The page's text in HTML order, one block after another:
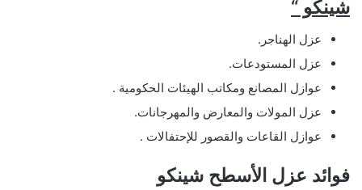
شينكو “
عزل الهناجر.
عزل المستودعات.
عوازل المصانع ومكاتب الهيئات الحكومية .
عزل المولات والمعارض والمهرجانات.
عوازل القاعات والقصور للإحتفالات .
فوائد عزل الأسطح شينكو